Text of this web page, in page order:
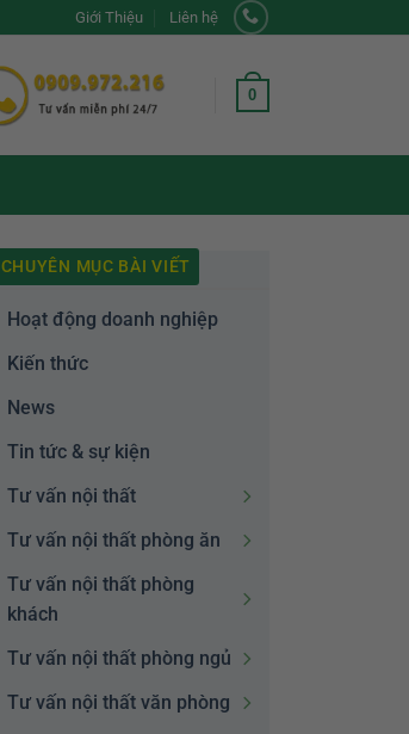
Giới Thiệu Liên hệ
0
CHUYÊN MỤC BÀI VIẾT
Hoạt động doanh nghiệp
Kiến thức
News
Tin tức & sự kiện
Tư vấn nội thất
Tư vấn nội thất phòng ăn
Tư vấn nội thất phòng
khách
Tư vấn nội thất phòng ngủ
Tư vấn nội thất văn phòng